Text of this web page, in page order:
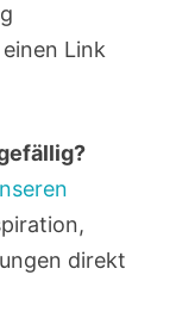
Link
direkt